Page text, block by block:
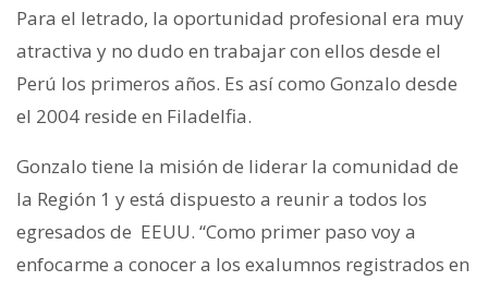
Para el letrado, la oportunidad profesional era muy
atractiva y no dudo en trabajar con ellos desde el
Perú los primeros años. Es así como Gonzalo desde
el 2004 reside en Filadelfia.
Gonzalo tiene la misión de liderar la comunidad de
la Región 1 y está dispuesto a reunir a todos los
egresados de EEUU. “Como primer paso voy a
enfocarme a conocer a los exalumnos registrados en